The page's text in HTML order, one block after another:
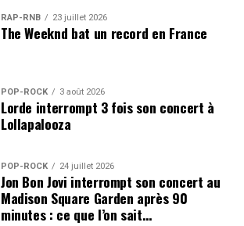
RAP-RNB 23 juillet 2026
The Weeknd bat un record en France
POP-ROCK 3 août 2026
Lorde interrompt 3 fois son concert à
Lollapalooza
POP-ROCK 24 juillet 2026
Jon Bon Jovi interrompt son concert au
Madison Square Garden après 90
minutes : ce que l’on sait…